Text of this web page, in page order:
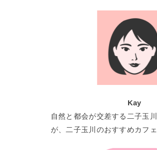
Kay
自然と都会が交差する二子玉
が、二子玉川のおすすめカフ